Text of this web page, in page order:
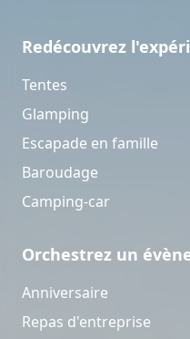
Redécouvrez
Tentes
Glamping
Escapade en famille
Baroudage
Camping-car
Orchestrez un
Anniversaire
Repas d'entreprise